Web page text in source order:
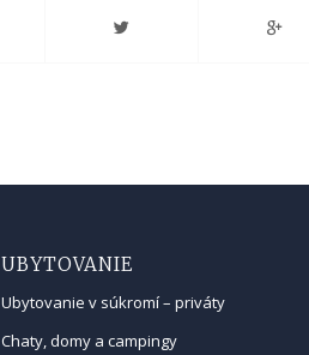
UBYTOVANIE
Ubytovanie v súkromí – priváty
Chaty, domy a campingy